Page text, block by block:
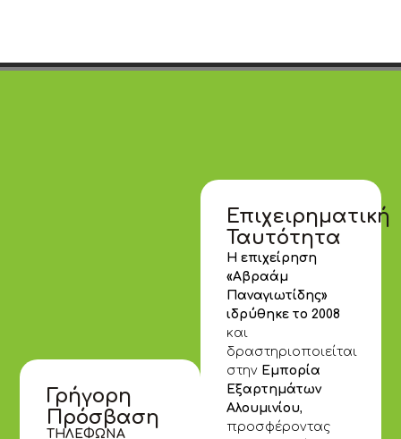
Επιχειρηματική
Ταυτότητα
Η επιχείρηση
«Αβραάμ
Παναγιωτίδης»
ιδρύθηκε το 2008
και
δραστηριοποιείται
στην Εμπορία
Εξαρτημάτων
Αλουμινίου,
προσφέροντας
Γρήγορη
Πρόσβαση
ΤΗΛΕΦΩΝΑ